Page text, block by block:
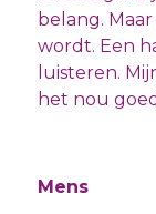
belang.
wordt. Een
luisteren.
het nou
Mens